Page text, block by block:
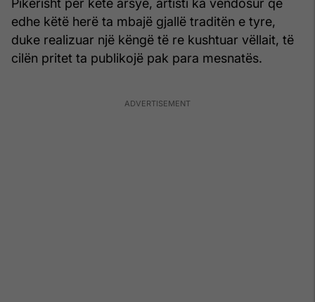
edhe këtë herë ta mbajë gjallë traditën e tyre,
duke realizuar një këngë të re kushtuar vëllait, të
cilën pritet ta publikojë pak para mesnatës.